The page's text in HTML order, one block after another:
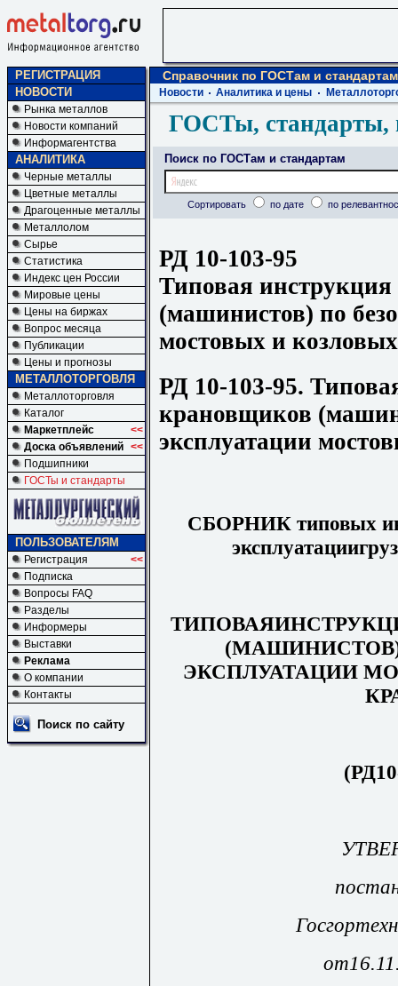
РЕГИСТРАЦИЯ
НОВОСТИ
Рынка металлов
Новости компаний
Информагентства
АНАЛИТИКА
Черные металлы
Цветные металлы
Драгоценные металлы
Металлолом
Сырье
Статистика
Индекс цен России
Мировые цены
Цены на биржах
Вопрос месяца
Публикации
Цены и прогнозы
МЕТАЛЛОТОРГОВЛЯ
Металлоторговля
Каталог
Маркетплейс
<<
Доска объявлений <<
Подшипники
ГОСТы и стандарты
ПОЛЬЗОВАТЕЛЯМ
Регистрация
<<
Подписка
Вопросы FAQ
Разделы
Информеры
Выставки
Реклама
О компании
Контакты
Поиск по сайту
Справочник по ГОСТам и стандартам
Новости Аналитика и цены
ГОСТы, стандарты,
Поиск по ГОСТам и стандартам
Сортировать по дате по
РД 10-103-95
Типовая
(машинистов) по
мостовых и
РД 10-103-95.
крановщиков
эксплуатации
СБОРНИК типовых
ЭКСПЛУАТАЦИИ